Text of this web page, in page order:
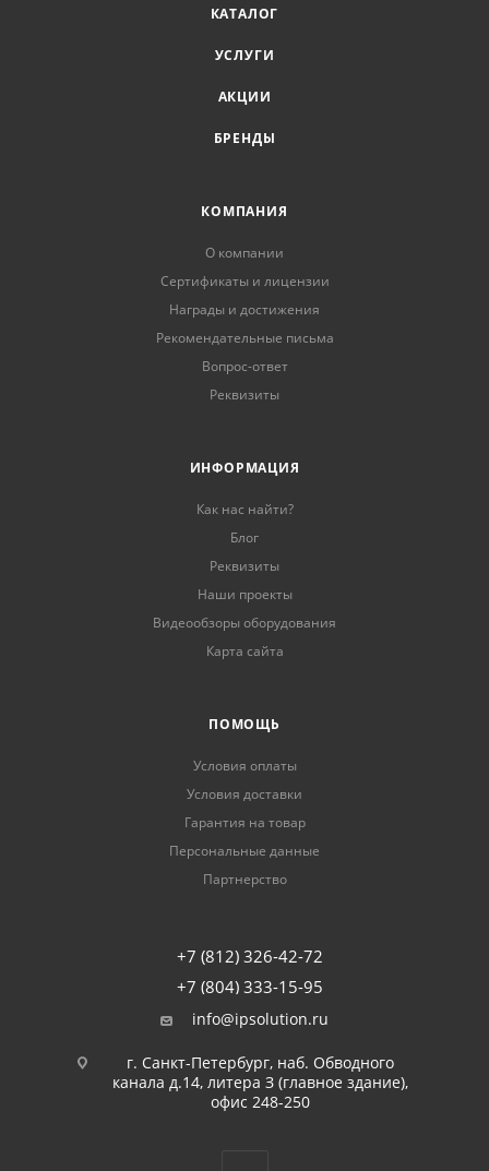
КАТАЛОГ
УСЛУГИ
АКЦИИ
БРЕНДЫ
КОМПАНИЯ
О компании
Сертификаты и лицензии
Награды и достижения
Рекомендательные письма
Вопрос-ответ
Реквизиты
ИНФОРМАЦИЯ
Как нас найти?
Блог
Реквизиты
Наши проекты
Видеообзоры оборудования
Карта сайта
ПОМОЩЬ
Условия оплаты
Условия доставки
Гарантия на товар
Персональные данные
Партнерство
+7 (812) 326-42-72
+7 (804) 333-15-95
info@ipsolution.ru
г. Санкт-Петербург, наб. Обводного
канала д.14, литера З (главное здание),
офис 248-250